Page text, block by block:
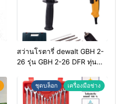
สว่านโรตารี่ dewalt GBH 2-
26 รุ่น GBH 2-26 DFR ทุ่น
ชุดบล็อก เครื่องมือช่าง